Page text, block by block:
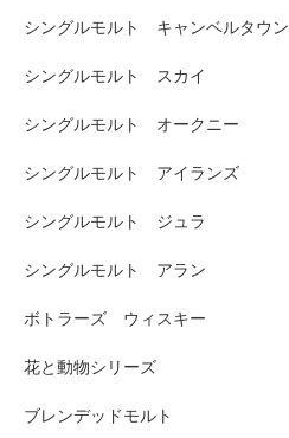
シングルモルト キャンベルタウン
シングルモルト スカイ
シングルモルト オークニー
シングルモルト アイランズ
シングルモルト ジュラ
シングルモルト アラン
ボトラーズ ウィスキー
花と動物シリーズ
ブレンデッドモルト